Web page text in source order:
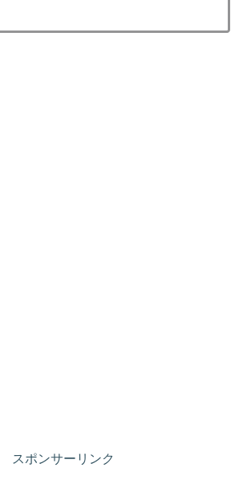
スポンサーリンク